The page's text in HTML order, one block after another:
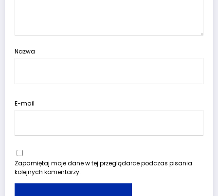
Nazwa
E-mail
Zapamiętaj moje dane w tej przeglądarce podczas pisania
kolejnych komentarzy.